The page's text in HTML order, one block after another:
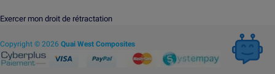
Exercer mon droit de rétractation
Copyright © 2026 Quai West Composites